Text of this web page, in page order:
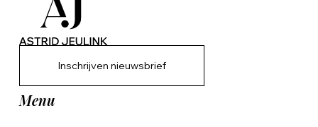
Inschrijven nieuwsbrief
Menu